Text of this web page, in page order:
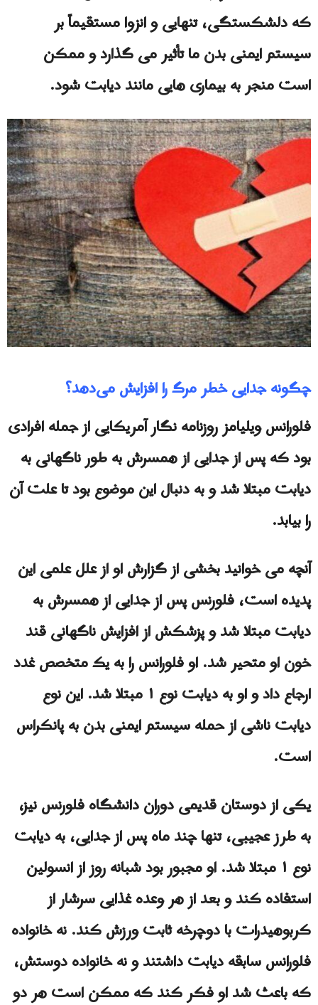
که دلشکستگی، تنهایی و انزوا مستقیماً بر
سیستم ایمنی بدن ما تأثیر می گذارد و ممکن
است منجر به بیماری هایی مانند دیابت شود.
چگونه جدایی خطر مرگ را افزایش می‌دهد؟
فلورانس ویلیامز روزنامه نگار آمریکایی از جمله افرادی
بود که پس از جدایی از همسرش به طور ناگهانی به
دیابت مبتلا شد و به دنبال این موضوع بود تا علت آن
را بیابد.
آنچه می خوانید بخشی از گزارش او از علل علمی این
پدیده است، فلورنس پس از جدایی از همسرش به
دیابت مبتلا شد و پزشکش از افزایش ناگهانی قند
خون او متحیر شد. او فلورانس را به یک متخصص غدد
ارجاع داد و او به دیابت نوع ۱ مبتلا شد. این نوع
دیابت ناشی از حمله سیستم ایمنی بدن به پانکراس
است.
یکی از دوستان قدیمی دوران دانشگاه فلورنس نیز،
به طرز عجیبی، تنها چند ماه پس از جدایی، به دیابت
نوع ۱ مبتلا شد. او مجبور بود شبانه روز از انسولین
استفاده کند و بعد از هر وعده غذایی سرشار از
کربوهیدرات با دوچرخه ثابت ورزش کند. نه خانواده
فلورانس سابقه دیابت داشتند و نه خانواده دوستش،
که باعث شد او فکر کند که ممکن است هر دو